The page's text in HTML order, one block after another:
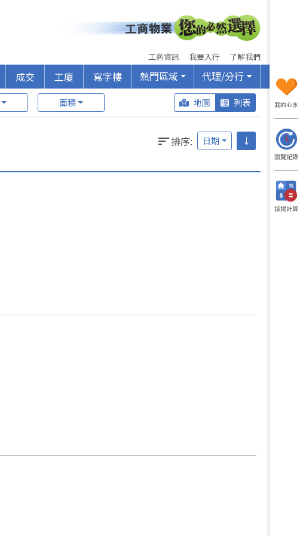
工商資訊 我要入行 了解我們
成交 工廈 寫字樓 熱門區域 代理/分行
面積 地圖 列表
排序: 日期
↓
我的心水
瀏覽紀錄
按揭計算